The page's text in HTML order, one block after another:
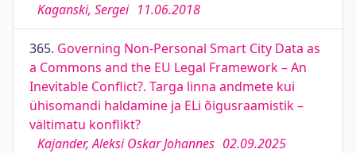
Kaganski, Sergei 11.06.2018
365. Governing Non-Personal Smart City Data as
a Commons and the EU Legal Framework – An
Inevitable Conflict?. Targa linna andmete kui
ühisomandi haldamine ja ELi õigusraamistik –
vältimatu konflikt?
Kajander, Aleksi Oskar Johannes 02.09.2025